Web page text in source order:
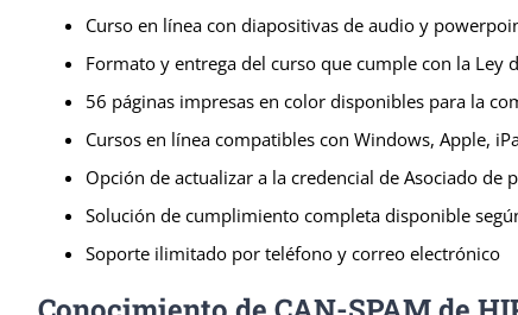
Curso en línea con diapositivas de audio y
Formato y entrega del curso que cumple con la Ley
56 páginas impresas en color disponibles para la
Cursos en línea compatibles con Windows, Apple,
Opción de actualizar a la credencial de Asociado de
Solución de cumplimiento completa disponible
Soporte ilimitado por teléfono y correo electrónico